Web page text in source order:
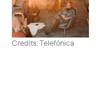
Credits: Telefónica